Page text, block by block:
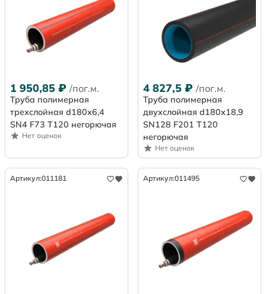
1 950,85 ₽ /пог.м.
Труба полимерная
трехслойная d180х6,4
SN4 F73 Т120 негорючая
Нет оценок
4 827,5 ₽ /пог.м.
Труба полимерная
двухслойная d180х18,9
SN128 F201 Т120
негорючая
Нет оценок
Артикул:011181 Артикул:011495